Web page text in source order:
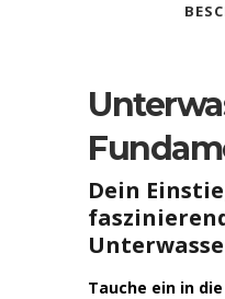
Dein
Tauche ein in